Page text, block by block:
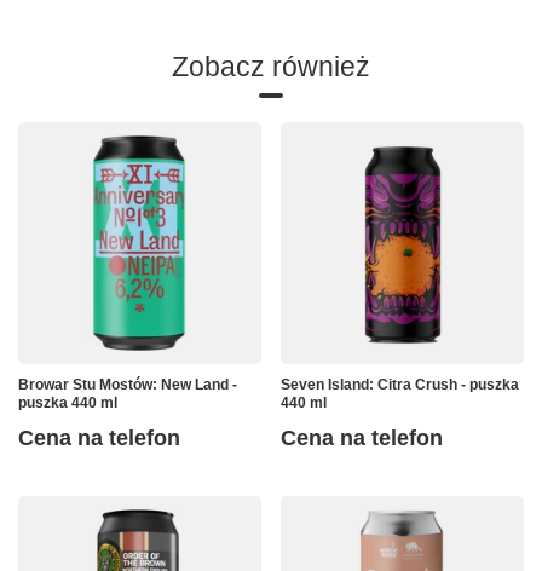
Zobacz również
Browar Stu Mostów: New Land -
puszka 440 ml
Cena na telefon
Seven Island: Citra Crush - puszka
440 ml
Cena na telefon